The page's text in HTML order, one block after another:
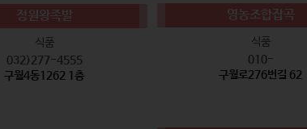
정원왕족발
식품
032)277-4555
구월4동1262 1층
영농조합잡곡
식품
010-
구월로276번길 62